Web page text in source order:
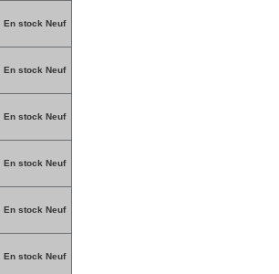
En stock Neuf
En stock Neuf
En stock Neuf
En stock Neuf
En stock Neuf
En stock Neuf